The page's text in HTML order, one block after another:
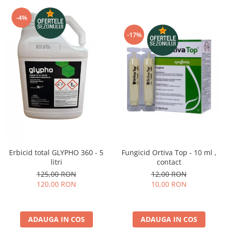
-4%
Erbicid total GLYPHO 360 - 5
litri
125,00 RON
120,00 RON
ADAUGA IN COS
-17%
Fungicid Ortiva Top - 10 ml ,
contact
12,00 RON
10,00 RON
ADAUGA IN COS